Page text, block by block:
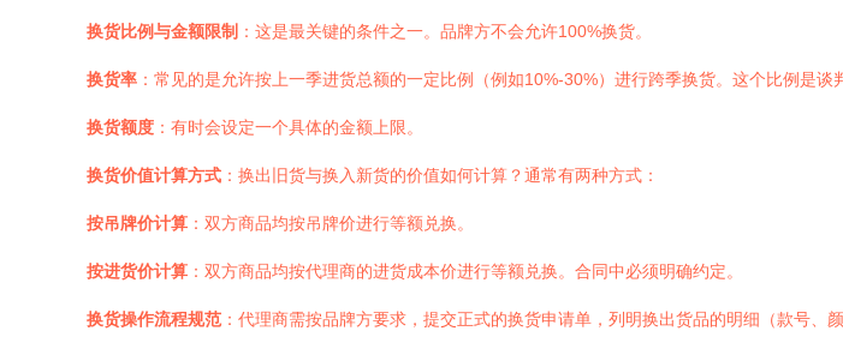
换货比例与金额限制 ：这是最关键的条件之一。品牌方不会允许100%换货。
换货率 ：常见的是允许按上一季进货总额的一定比例（例如10%-30%）进行跨季换货。这个比例是谈
换货额度 ：有时会设定一个具体的金额上限。
换货价值计算方式 ：换出旧货与换入新货的价值如何计算？通常有两种方式：
按吊牌价计算 ：双方商品均按吊牌价进行等额兑换。
按进货价计算 ：双方商品均按代理商的进货成本价进行等额兑换。合同中必须明确约定。
换货操作流程规范 ：代理商需按品牌方要求，提交正式的换货申请单，列明换出货品的明细（款号